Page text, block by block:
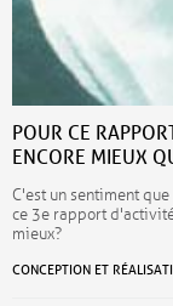
POUR CE
ENCORE MIEUX
C'est un sentiment
ce 3e rapport
mieux?
CONCEPTION ET